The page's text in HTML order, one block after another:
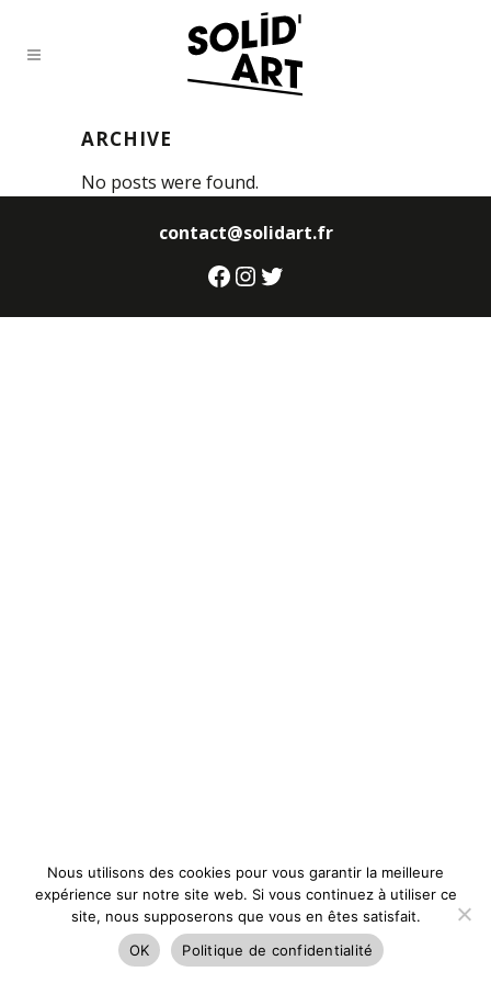
ARCHIVE
No posts were found.
contact@solidart.fr
Facebook
Instagram
Twitter
Nous utilisons des cookies pour vous garantir la meilleure
expérience sur notre site web. Si vous continuez à utiliser ce
site, nous supposerons que vous en êtes satisfait.
OK
Politique de confidentialité